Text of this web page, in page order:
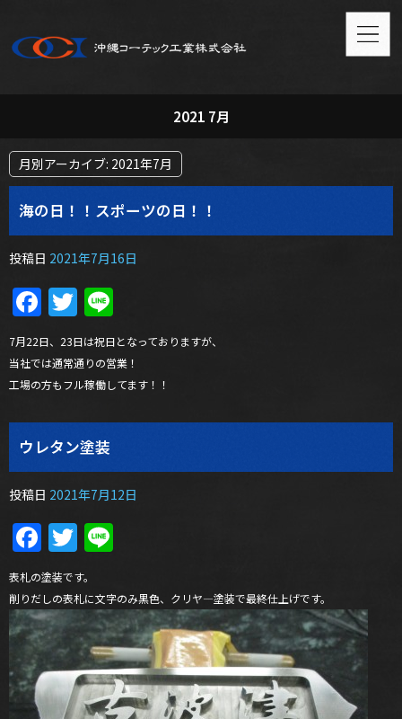
2021 7月
月別アーカイブ: 2021年7月
海の日！！スポーツの日！！
投稿日 2021年7月16日
Facebook
Twitter
7月22日、23日は祝日となっておりますが、
当社では通常通りの営業！
工場の方もフル稼働してます！！
ウレタン塗装
投稿日 2021年7月12日
Facebook
Twitter
表札の塗装です。
削りだしの表札に文字のみ黒色、クリヤ―塗装で最終仕上げです。